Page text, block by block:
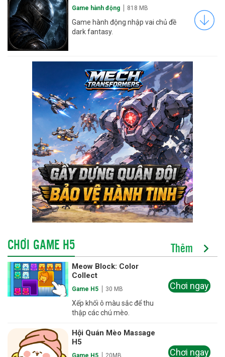
Game hành động 818 MB
Game hành động nhập vai chủ đề
dark fantasy.
CHƠI GAME H5 Thêm
Meow Block: Color
Collect
Game H5 30 MB
Xếp khối ô màu sắc để thu
thập các chú mèo.
Chơi ngay
Hội Quán Mèo Massage
H5
Chơi ngay